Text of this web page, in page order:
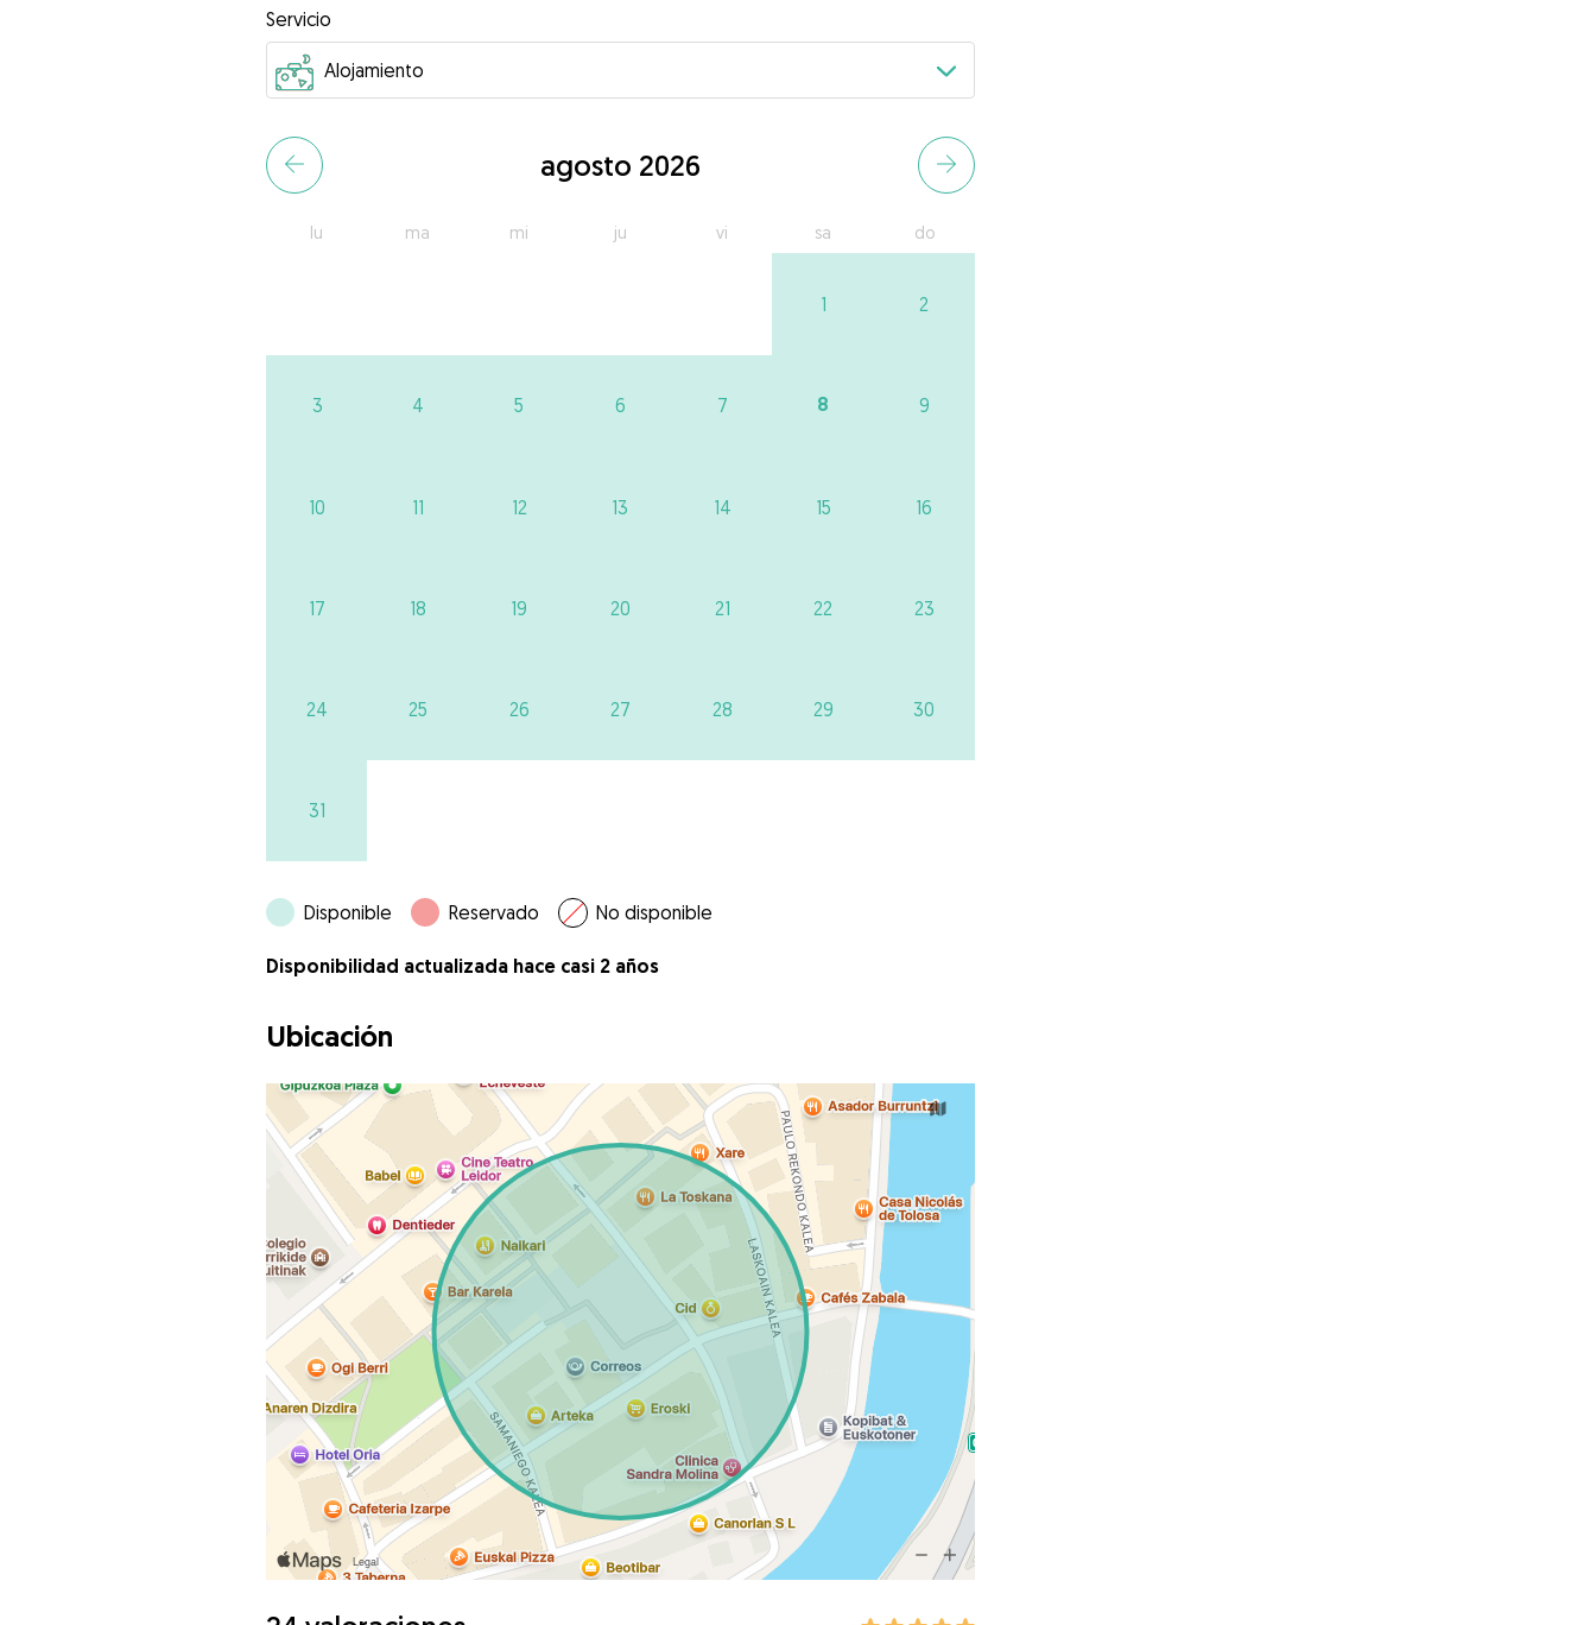
Servicio
agosto 2026
lu ma mi ju vi sa do
1 2
3 4 5 6 7 8 9
10 11 12 13 14 15 16
17 18 19 20 21 22 23
24 25 26 27 28 29 30
31
Disponible Reservado No disponible
Disponibilidad actualizada hace casi 2 años
Ubicación